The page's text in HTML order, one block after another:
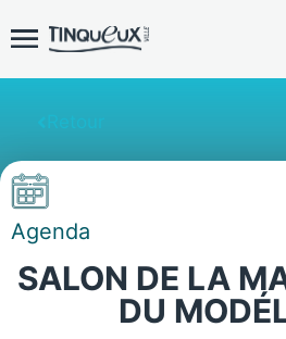
Agenda
SALON DE LA
DU